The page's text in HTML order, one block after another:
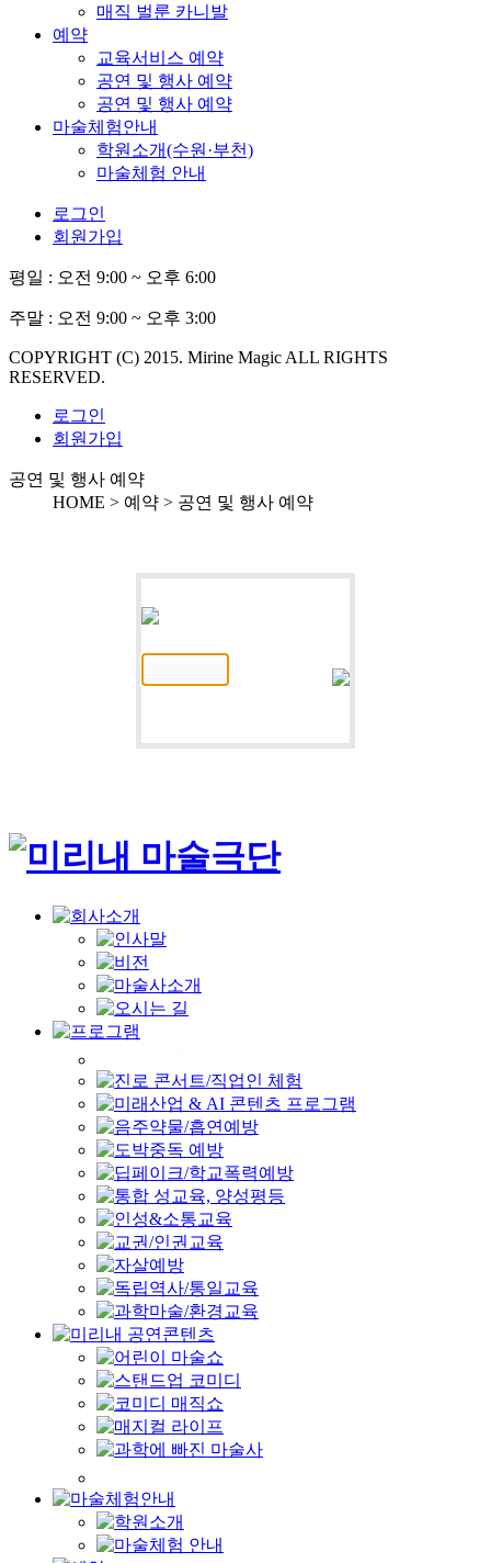
매직 벌룬 카니발
예약
교육서비스 예약
공연 및 행사 예약
공연 및 행사 예약
마술체험안내
학원소개(수원·부천)
마술체험 안내
로그인
회원가입
평일 : 오전 9:00 ~ 오후 6:00
주말 : 오전 9:00 ~ 오후 3:00
COPYRIGHT (C) 2015. Mirine Magic ALL RIGHTS
RESERVED.
로그인
회원가입
공연 및 행사 예약
HOME > 예약 > 공연 및 행사 예약